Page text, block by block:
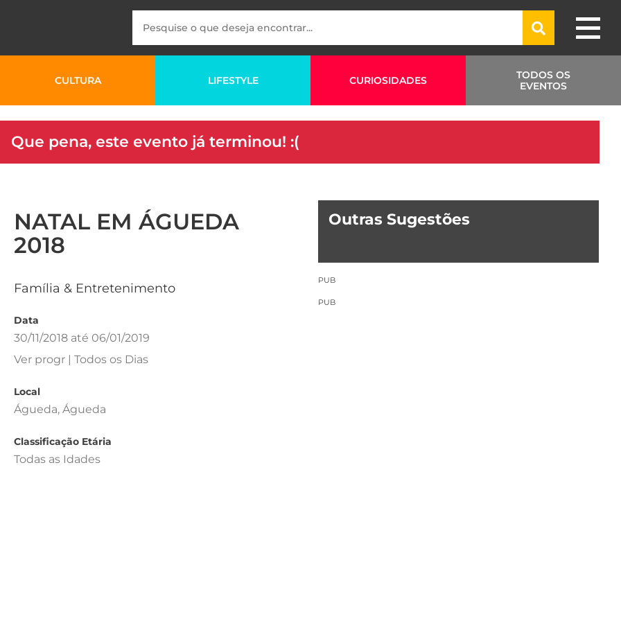
CULTURA LIFESTYLE CURIOSIDADES
TODOS OS
EVENTOS
Que pena, este evento já terminou! :(
NATAL EM ÁGUEDA
2018
Família & Entretenimento
Data
30/11/2018 até 06/01/2019
Ver progr | Todos os Dias
Local
Águeda, Águeda
Classificação Etária
Todas as Idades
Outras Sugestões
PUB
PUB